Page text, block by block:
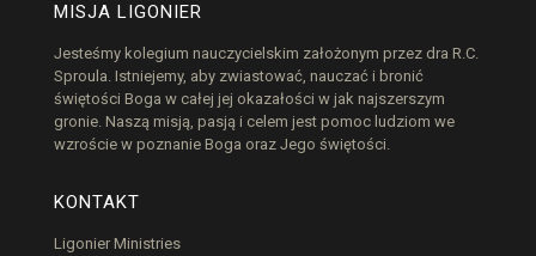
MISJA LIGONIER
Jesteśmy kolegium nauczycielskim założonym przez dra R.C.
Sproula. Istniejemy, aby zwiastować, nauczać i bronić
świętości Boga w całej jej okazałości w jak najszerszym
gronie. Naszą misją, pasją i celem jest pomoc ludziom we
wzroście w poznanie Boga oraz Jego świętości.
KONTAKT
Ligonier Ministries